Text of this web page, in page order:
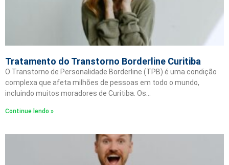
Tratamento do Transtorno Borderline Curitiba
O Transtorno de Personalidade Borderline (TPB) é uma condição
complexa que afeta milhões de pessoas em todo o mundo,
incluindo muitos moradores de Curitiba. Os…
Continue lendo »